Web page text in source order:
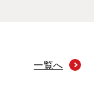
一覧へ